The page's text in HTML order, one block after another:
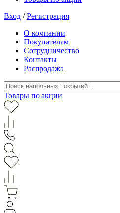
Вход /Регистрация
О компании
Покупателям
Сотрудничество
Контакты
Распродажа
Товары по акции